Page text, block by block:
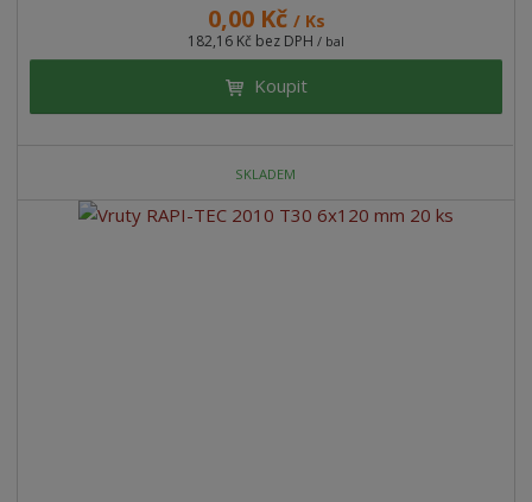
0,00 Kč / Ks
182,16 Kč bez DPH / bal
Koupit
SKLADEM